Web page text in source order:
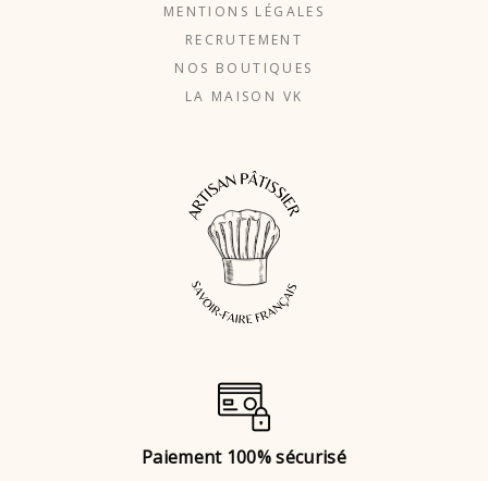
MENTIONS LÉGALES
RECRUTEMENT
NOS BOUTIQUES
LA MAISON VK
Paiement 100% sécurisé